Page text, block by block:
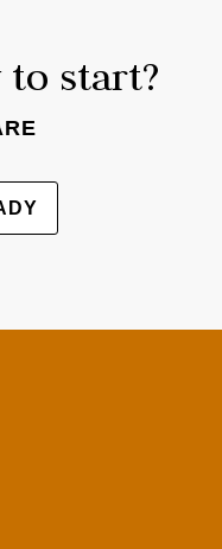
to start?